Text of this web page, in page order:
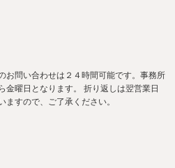
お問い合わせは２４時間可能です。事務所
金曜日となります。 折り返しは翌営業日
ますので、ご了承ください。